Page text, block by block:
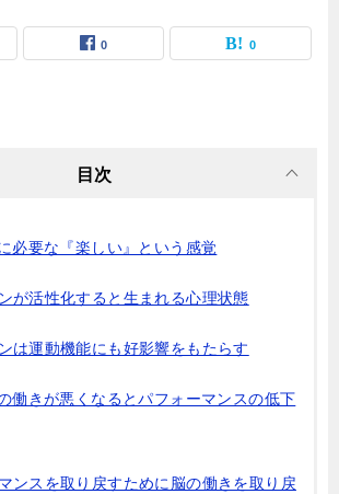
0 0
目次
必要な『楽しい』という感覚
が活性化すると生まれる心理状態
は運動機能にも好影響をもたらす
働きが悪くなるとパフォーマンスの低下
ンスを取り戻すために脳の働きを取り戻